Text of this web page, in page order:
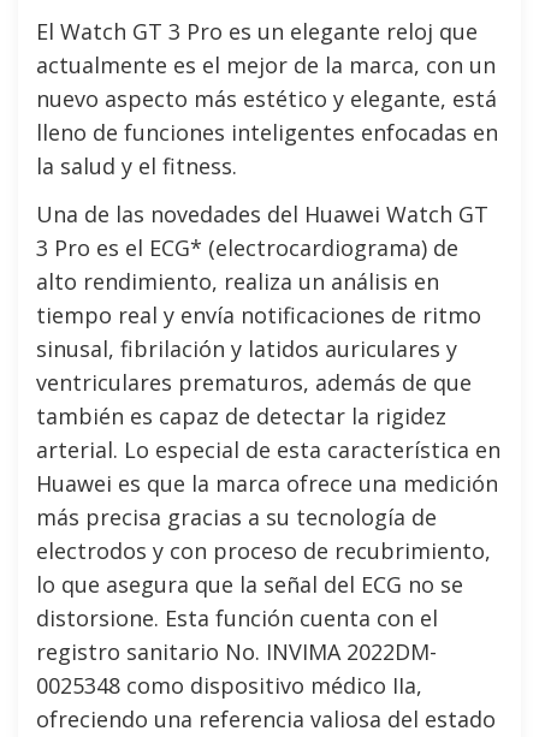
El Watch GT 3 Pro es un elegante reloj que
actualmente es el mejor de la marca, con un
nuevo aspecto más estético y elegante, está
lleno de funciones inteligentes enfocadas en
la salud y el fitness.
Una de las novedades del Huawei Watch GT
3 Pro es el ECG* (electrocardiograma) de
alto rendimiento, realiza un análisis en
tiempo real y envía notificaciones de ritmo
sinusal, fibrilación y latidos auriculares y
ventriculares prematuros, además de que
también es capaz de detectar la rigidez
arterial. Lo especial de esta característica en
Huawei es que la marca ofrece una medición
más precisa gracias a su tecnología de
electrodos y con proceso de recubrimiento,
lo que asegura que la señal del ECG no se
distorsione. Esta función cuenta con el
registro sanitario No. INVIMA 2022DM-
0025348 como dispositivo médico IIa,
ofreciendo una referencia valiosa del estado